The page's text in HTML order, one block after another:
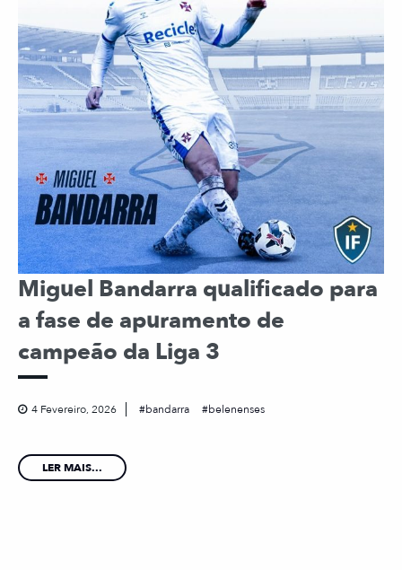
Miguel Bandarra qualificado para
a fase de apuramento de
campeão da Liga 3
4 Fevereiro, 2026 bandarra belenenses
LER MAIS...